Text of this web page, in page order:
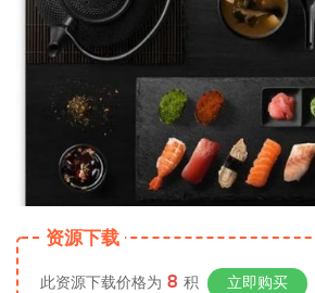
资源下载
此资源下载价格为 8 积 立即购买